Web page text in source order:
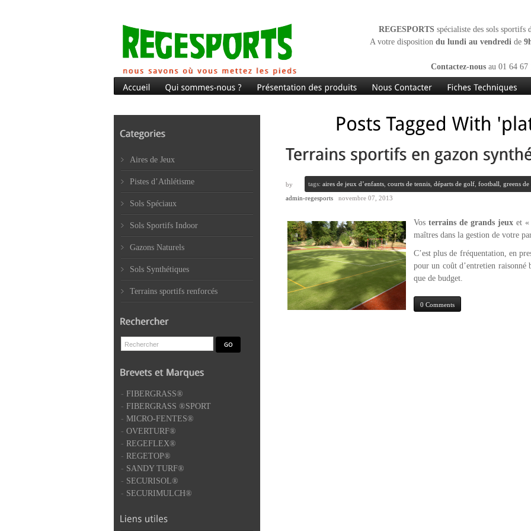
REGESPORTS spécialiste des sols sportifs
A votre disposition du lundi au vendredi de
Contactez-nous au 01 64 67
tags: aires de jeux d’enfants courts de tennis départs de golf football greens
by
admin-regesports novembre 07, 2013
Vosterrains de grands jeux et «
maîtres dans la gestion de votre
C’est plus de fréquentation, en
pour un coût d’entretien raisonné
que de budget.
0 Comments
Aires de Jeux
Pistes d’Athlétisme
Sols Spéciaux
Sols Sportifs Indoor
Gazons Naturels
Sols Synthétiques
Terrains sportifs renforcés
- FIBERGRASS®
- FIBERGRASS ®SPORT
- MICRO-FENTES®
- OVERTURF®
- REGEFLEX®
- REGETOP®
- SANDY TURF®
- SECURISOL®
- SECURIMULCH®